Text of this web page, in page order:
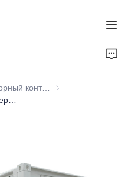
Рефрижераторный